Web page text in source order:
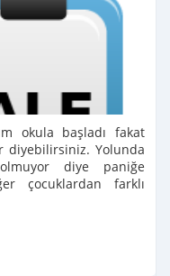
okula başladı fakat
diyebilirsiniz. Yolunda
diye paniğe
çocuklardan farklı